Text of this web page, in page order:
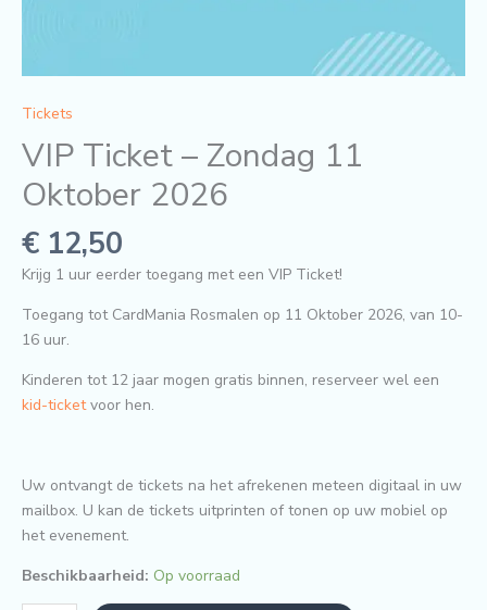
Tickets
VIP Ticket – Zondag 11
Oktober 2026
€ 12,50
Krijg 1 uur eerder toegang met een VIP Ticket!
Toegang tot CardMania Rosmalen op 11 Oktober 2026, van 10-
16 uur.
Kinderen tot 12 jaar mogen gratis binnen, reserveer wel een
kid-ticketvoor hen.
Uw ontvangt de tickets na het afrekenen meteen digitaal in uw
mailbox. U kan de tickets uitprinten of tonen op uw mobiel op
het evenement.
Beschikbaarheid: Op voorraad